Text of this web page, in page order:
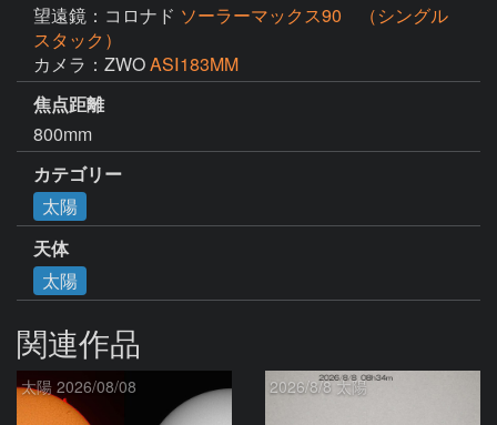
望遠鏡：コロナド ソーラーマックス90 （シングル
スタック）
カメラ：ZWOASⅠ183MM
焦点距離
800mm
カテゴリー
太陽
天体
太陽
関連作品
太陽 2026/08/08 2026/8/8 太陽